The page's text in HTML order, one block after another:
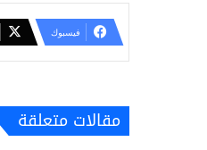
فيسبوك
مقالات متعلقة